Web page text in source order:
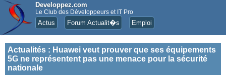
Developpez.com
Le Club des Développeurs et IT Pro
Actus Forum Actualit�s Emploi
Actualités : Huawei veut prouver que ses équipements
5G ne représentent pas une menace pour la sécurité
nationale